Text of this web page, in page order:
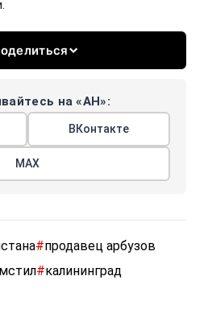
на «АН»:
ВКонтакте
МАХ
#продавец арбузов
#калининград